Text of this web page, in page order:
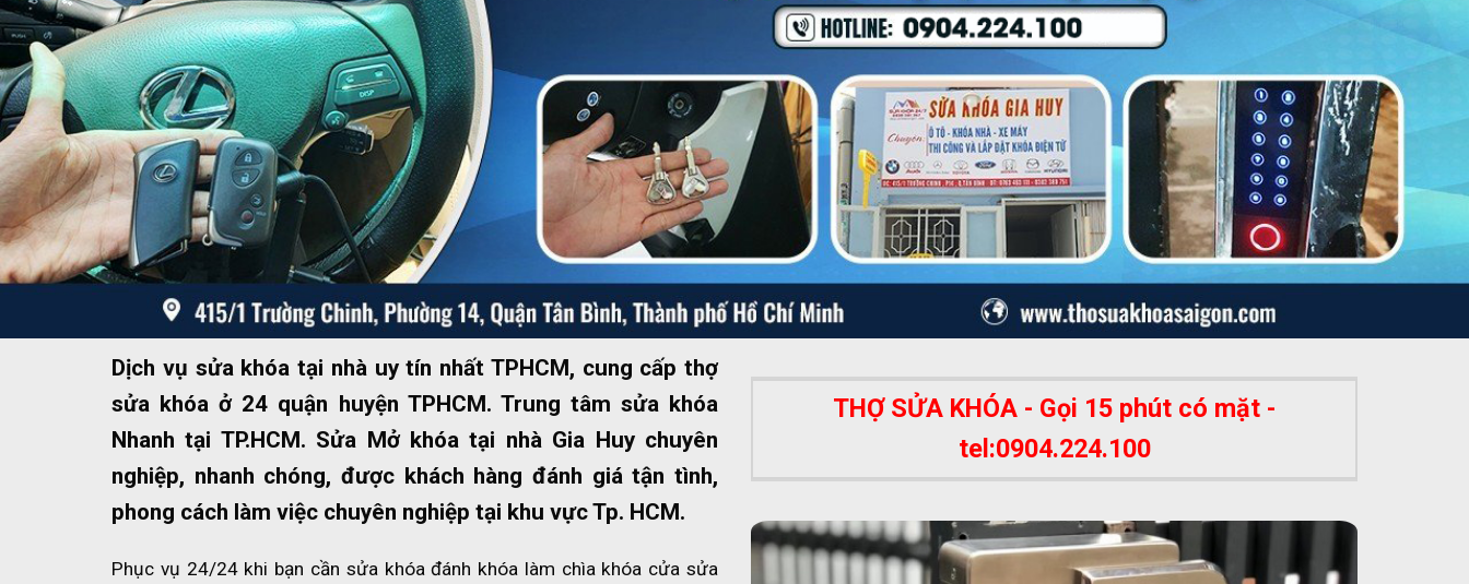
Dịch vụ sửa khóa tại nhà uy tín nhất TPHCM, cung cấp thợ
sửa khóa ở 24 quận huyện TPHCM. Trung tâm sửa khóa
Nhanh tại TP.HCM. Sửa Mở khóa tại nhà Gia Huy chuyên
nghiệp, nhanh chóng, được khách hàng đánh giá tận tình,
phong cách làm việc chuyên nghiệp tại khu vực Tp. HCM.
Phục vụ 24/24 khi bạn cần sửa khóa đánh khóa làm chìa khóa cửa sửa
THỢ SỬA KHÓA - Gọi 15 phút có mặt -
tel:0904.224.100